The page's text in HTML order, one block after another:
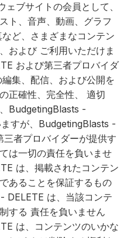
ブサイトの会員として、
ト、音声、動画、グラフ
ど、さまざまなコンテン
および ご利用いただけま
および第三者プロバイダ
集、配信、および公開を
正確性、完全性、 適切
BudgetingBlasts -
すが、BudgetingBlasts -
者プロバイダーが提供す
は一切の責任を負いませ
は、掲載されたコンテン
あることを保証するもの
DELETE は、当該コンテ
する 責任を負いません
は、コンテンツのいかな